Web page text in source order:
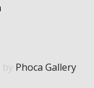
by Phoca Gallery